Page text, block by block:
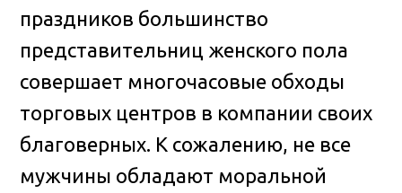
праздников большинство
представительниц женского пола
совершает многочасовые обходы
торговых центров в компании своих
благоверных. К сожалению, не все
мужчины обладают моральной